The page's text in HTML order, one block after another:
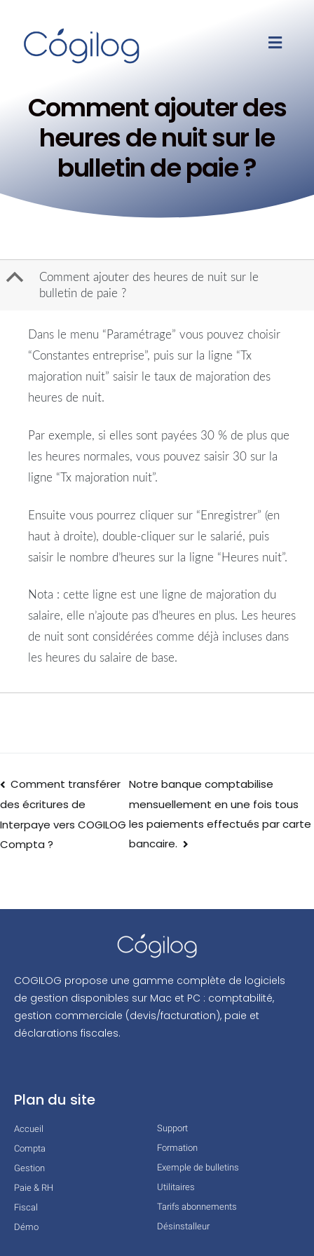
Comment ajouter des
heures de nuit sur le
bulletin de paie ?
B
Comment ajouter des heures de nuit sur le
bulletin de paie ?
Dans le menu “Paramétrage” vous pouvez choisir
“Constantes entreprise”, puis sur la ligne “Tx
majoration nuit” saisir le taux de majoration des
heures de nuit.
Par exemple, si elles sont payées 30 % de plus que
les heures normales, vous pouvez saisir 30 sur la
ligne “Tx majoration nuit”.
Ensuite vous pourrez cliquer sur “Enregistrer” (en
haut à droite), double-cliquer sur le salarié, puis
saisir le nombre d’heures sur la ligne “Heures nuit”.
Nota : cette ligne est une ligne de majoration du
salaire, elle n’ajoute pas d’heures en plus. Les heures
de nuit sont considérées comme déjà incluses dans
les heures du salaire de base.
Comment transférer
des écritures de
Interpaye vers COGILOG
Compta ?
Notre banque comptabilise
mensuellement en une fois tous
les paiements effectués par carte
bancaire.
COGILOG propose une gamme complète de logiciels
de gestion disponibles sur Mac et PC : comptabilité,
gestion commerciale (devis/facturation), paie et
déclarations fiscales.
Plan du site
Accueil
Compta
Gestion
Paie & RH
Fiscal
Démo
Support
Formation
Exemple de bulletins
Utilitaires
Tarifs abonnements
Désinstalleur